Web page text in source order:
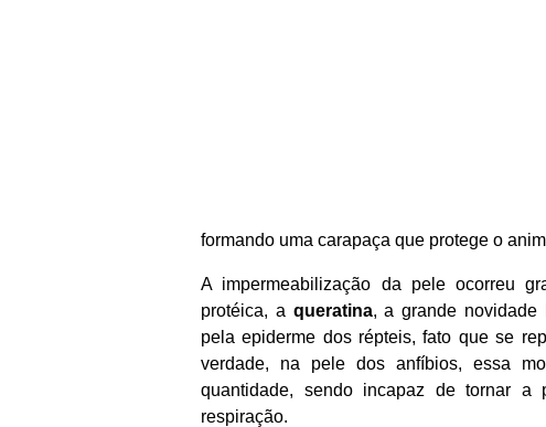
formando uma carapaça que protege o
A impermeabilização da pele ocorreu
protéica, a queratina, a grande novidade
pela epiderme dos répteis, fato que se
verdade, na pele dos anfíbios, essa
quantidade, sendo incapaz de tornar
respiração.